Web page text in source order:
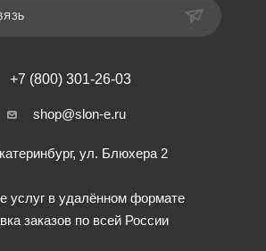
+7 (800) 301-26-03
shop@slon-e.ru
ул. Блюхера 2
услуг в удалённом формате
заказов по всей России